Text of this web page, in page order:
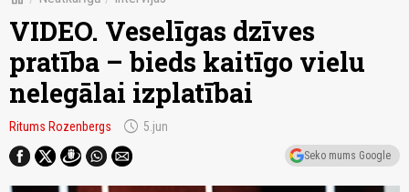
VIDEO. Veselīgas dzīves
pratība – bieds kaitīgo vielu
nelegālai izplatībai
Ritums Rozenbergs schedule 5.jun
Seko mums Google